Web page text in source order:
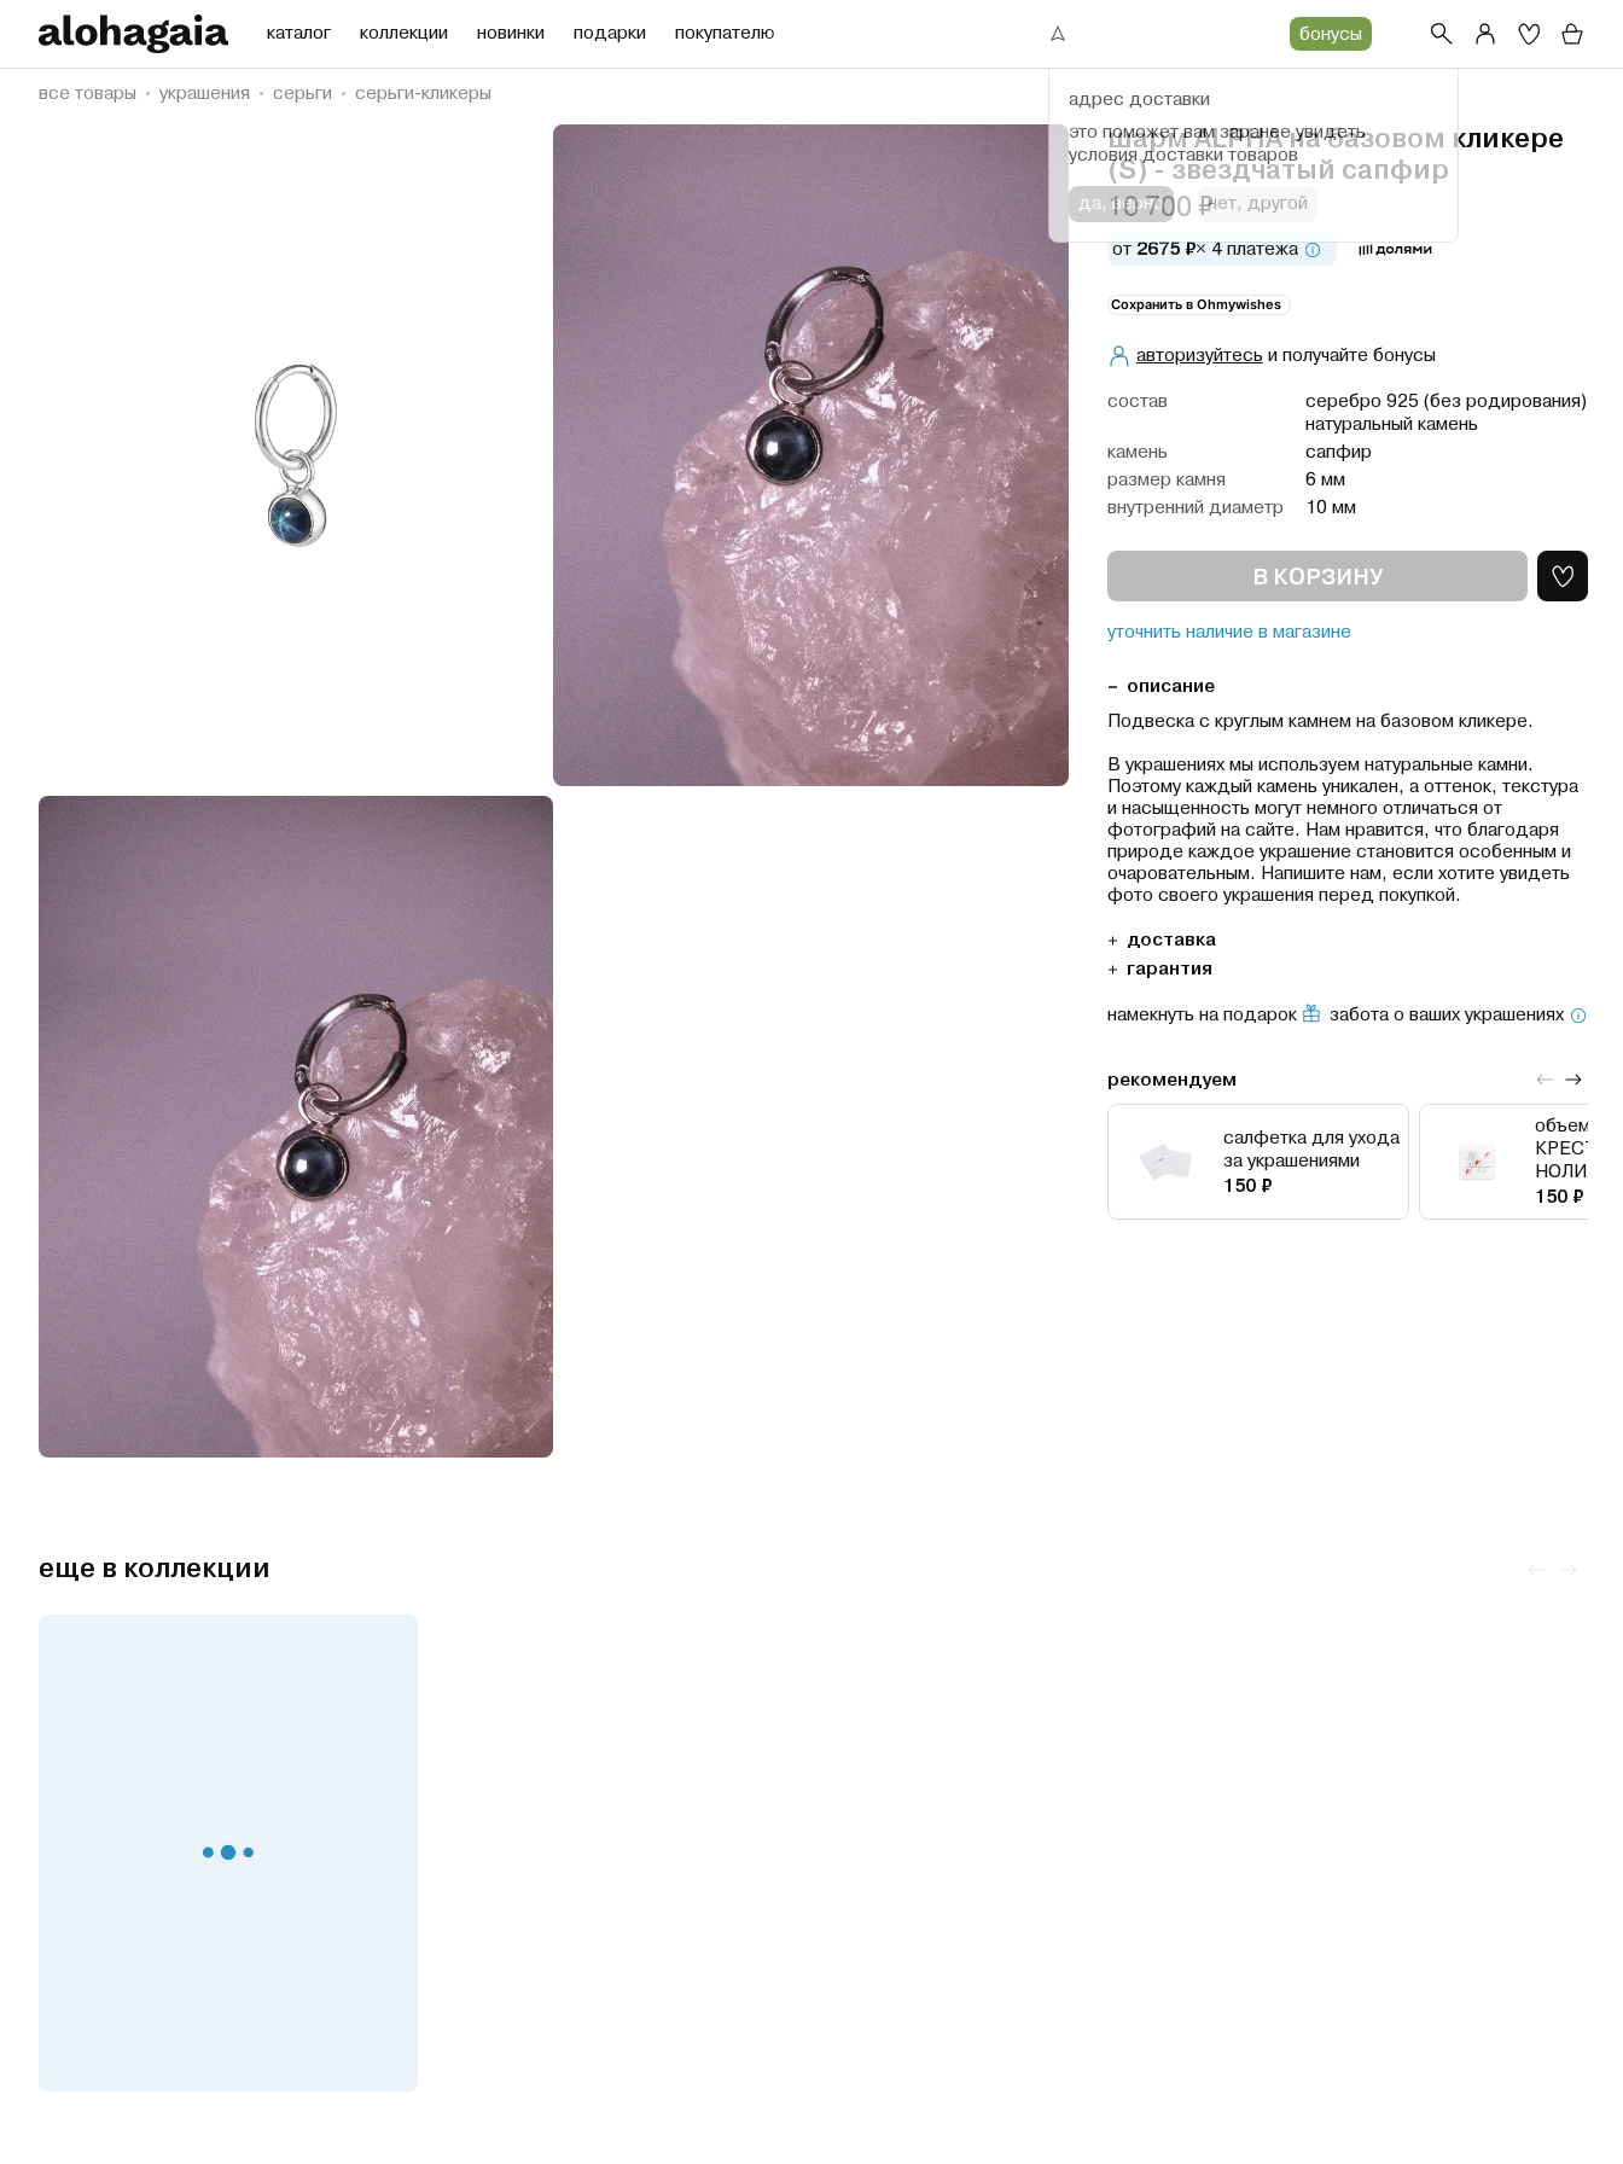
каталог коллекции новинки подарки покупателю
адрес доставки
это поможет вам заранее увидеть
условия доставки товаров
да, верно
нет, другой
бонусы
все товары украшения серьги серьги-кликеры
шарм ALPHA на базовом кликере
(S) - звездчатый сапфир
10 700 ₽
от2675 ₽× 4 платежа
Сохранить в Ohmywishes
авторизуйтесьи получайте бонусы
cостав
серебро 925 (без родирования)
натуральный камень
камень
сапфир
размер камня
6 мм
внутренний диаметр
10 мм
В КОРЗИНУ
уточнить наличие в магазине
описание
Подвеска с круглым камнем на базовом кликере.
В украшениях мы используем натуральные камни.
Поэтому каждый камень уникален, а оттенок, текстура
и насыщенность могут немного отличаться от
фотографий на сайте. Нам нравится, что благодаря
природе каждое украшение становится особенным и
очаровательным. Напишите нам, если хотите увидеть
фото своего украшения перед покупкой.
доставка
гарантия
намекнуть на подарок
забота о ваших украшениях
рекомендуем
салфетка для ухода
за украшениями
150 ₽
НОЛИКИ
150 ₽
еще в коллекции